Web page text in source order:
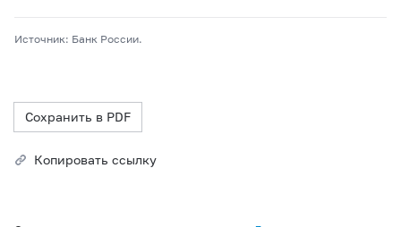
Источник: Банк России.
Сохранить в PDF
Копировать ссылку